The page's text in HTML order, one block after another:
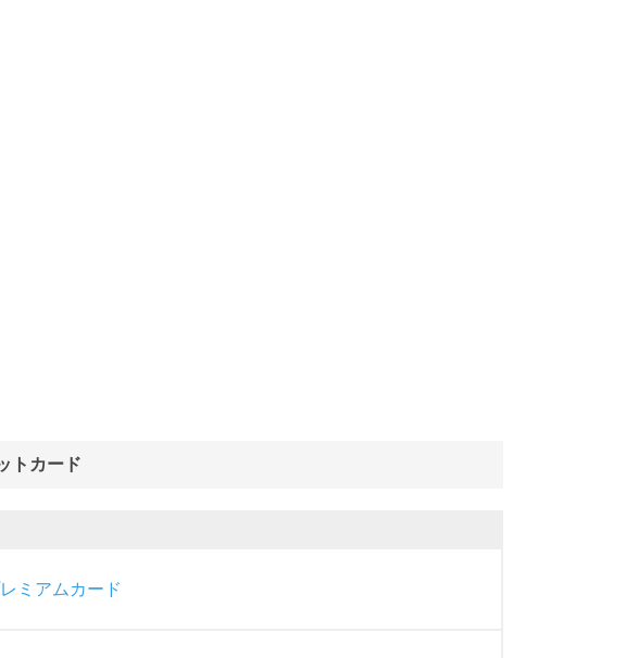
トカード
ミアムカード